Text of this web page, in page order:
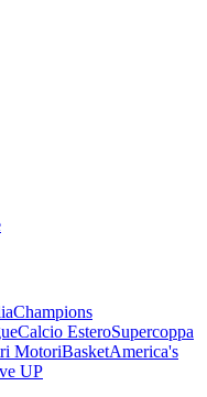
Champions
Calcio EsteroSupercoppa
MotoriBasketAmerica's
UP